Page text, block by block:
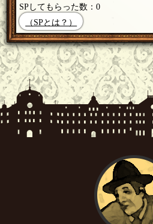
SPしてもらった数：0
（SPとは？）